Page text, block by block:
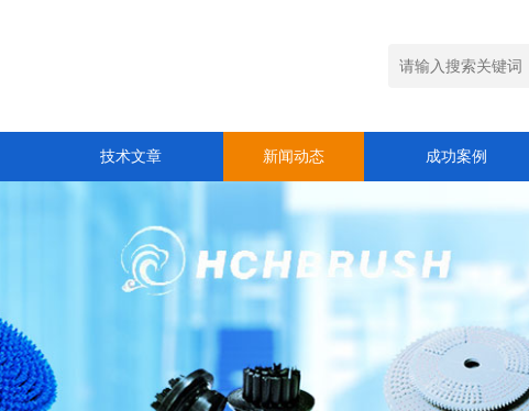
技术文章 新闻动态 成功案例